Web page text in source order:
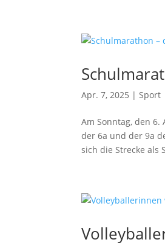
Apr. 7, 2025 |Sport
Am Sonntag, den
der 6a und der 9a
sich die Strecke als